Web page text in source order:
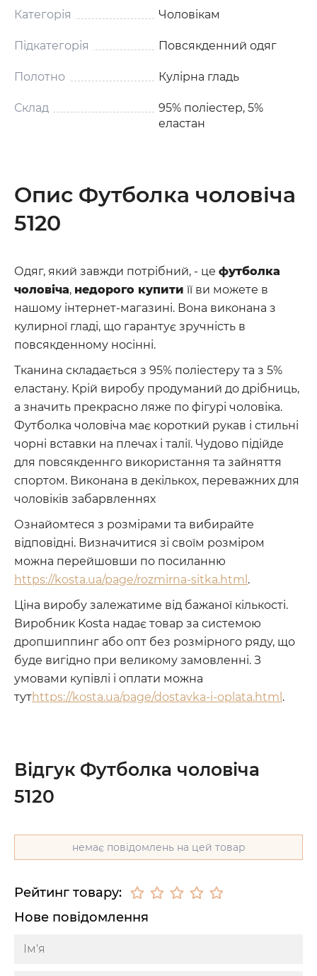
Категорія Чоловікам
Підкатегорія Повсякденний одяг
Полотно Кулірна гладь
Склад
95% поліестер, 5%
еластан
Опис Футболка чоловіча
5120
Одяг, який завжди потрібний, - це футболка
чоловіча, недорого купити її ви можете в
нашому інтернет-магазині. Вона виконана з
кулирної гладі, що гарантує зручність в
повсякденному носінні.
Тканина складається з 95% поліестеру та з 5%
еластану. Крій виробу продуманий до дрібниць,
а значить прекрасно ляже по фігурі чоловіка.
Футболка чоловіча має короткий рукав і стильні
чорні вставки на плечах і талії. Чудово підійде
для повсякденнго використання та зайняття
спортом. Виконана в декількох, переважних для
чоловіків забарвленнях
Ознайомтеся з розмірами та вибирайте
відповідні. Визначитися зі своїм розміром
можна перейшовши по посиланню
https://kosta.ua/page/rozmirna-sitka.html .
Ціна виробу залежатиме від бажаної кількості.
Виробник Kosta надає товар за системою
дропшиппинг або опт без розмірного ряду, що
буде вигідно при великому замовленні. З
умовами купівлі і оплати можна
тутhttps://kosta.ua/page/dostavka-i-oplata.html .
Відгук Футболка чоловіча
5120
немає повідомлень на цей товар
Рейтинг товару:
Нове повідомлення